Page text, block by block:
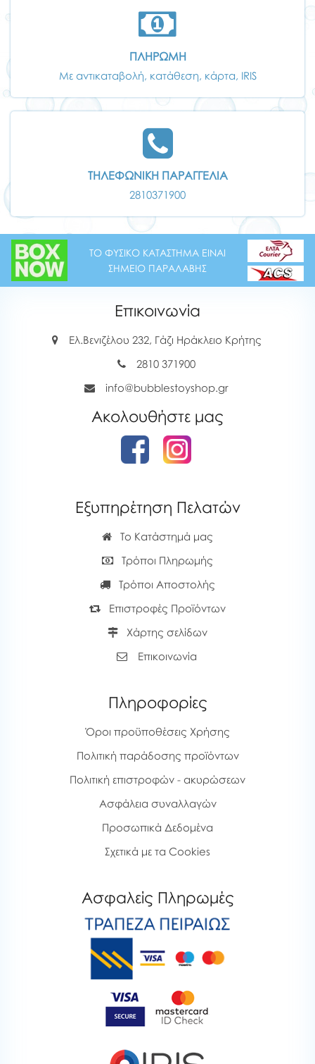
ΠΛΗΡΩΜΗ
Με αντικαταβολή, κατάθεση, κάρτα, IRIS
ΤΗΛΕΦΩΝΙΚΗ ΠΑΡΑΓΓΕΛΙΑ
2810371900
ΤΟ ΦΥΣΙΚΟ ΚΑΤΑΣΤΗΜΑ ΕΙΝΑΙ
ΣΗΜΕΙΟ ΠΑΡΑΛΑΒΗΣ
Επικοινωνία
Ελ.Βενιζέλου 232, Γάζι Ηράκλειο Κρήτης
2810 371900
info@bubblestoyshop.gr
Ακολουθήστε μας
Εξυπηρέτηση Πελατών
Το Κατάστημά μας
Τρόποι Πληρωμής
Τρόποι Αποστολής
Επιστροφές Προϊόντων
Χάρτης σελίδων
Επικοινωνία
Πληροφορίες
Όροι προϋποθέσεις Χρήσης
Πολιτική παράδοσης προϊόντων
Πολιτική επιστροφών - ακυρώσεων
Ασφάλεια συναλλαγών
Προσωπικά Δεδομένα
Σχετικά με τα Cookies
Ασφαλείς Πληρωμές